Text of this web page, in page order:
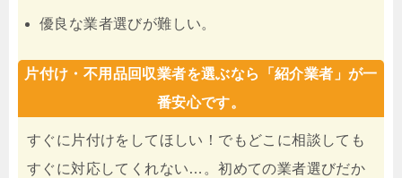
優良な業者選びが難しい。
片付け・不用品回収業者を選ぶなら「紹介業者」が一
番安心です。
すぐに片付けをしてほしい！でもどこに相談しても
すぐに対応してくれない…。初めての業者選びだか